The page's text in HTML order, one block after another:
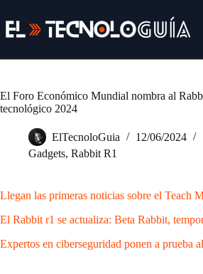
al
contenido
El Foro Económico Mundial nombra al
tecnológico 2024
ElTecnoloGuia
12/06/2024
Gadgets, Rabbit R1
Llegan las primeras noticias sobre el Teach
El Rabbit r1 se actualiza: Beta Rabbit,
Expertos en ciberseguridad ponen a prueba